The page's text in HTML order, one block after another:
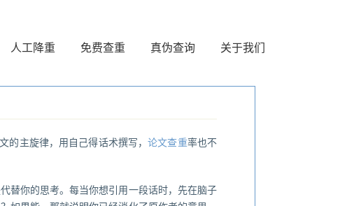
人工降重 免费查重 真伪查询 关于我们
的主旋律，用自己得话术撰写，论文查重率也不
替你的思考。每当你想引用一段话时，先在脑子